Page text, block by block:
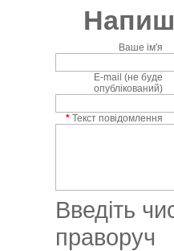
Ваше ім'я
E-mail (не буде
опублікований)
* Текст повідомлення
Введіть
праворуч